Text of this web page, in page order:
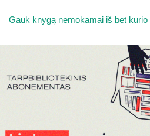
Gauk knygą nemokamai iš bet